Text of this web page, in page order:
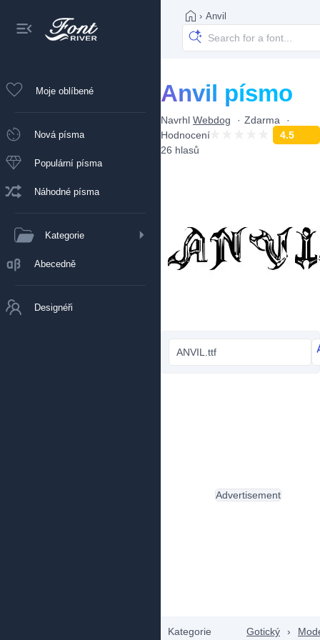
Moje oblíbené
Nová písma
Populární písma
Náhodné písma
Kategorie
Abecedně
Designéři
› Anvil
Anvil písmo
Navrhl Webdog
Zdarma
Hodnocení
4.5
26 hlasů
ANVIL.ttf
Kategorie Gotický ›
Advertisement